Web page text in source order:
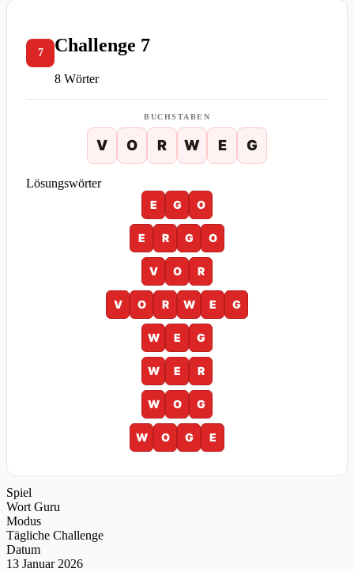
7 Challenge 7
8 Wörter
BUCHSTABEN
V O R W E G
Lösungswörter
E
G O
E R G O
V O R
V O R W E G
W E G
W E R
W O G
W O G E
Spiel
Wort Guru
Modus
Tägliche Challenge
Datum
13 Januar 2026